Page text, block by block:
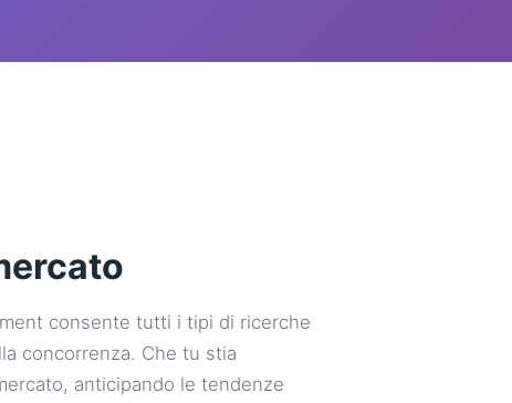
consente tutti i tipi di ricerche
concorrenza. Che tu stia
anticipando le tendenze